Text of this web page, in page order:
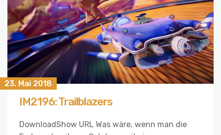
23. Mai 2018
IM2196: Trailblazers
DownloadShow URL Was wäre, wenn man die